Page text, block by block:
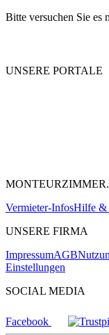
Bitte versuchen Sie es
UNSERE PORTALE
Vermieter-InfosHilfe &
UNSERE FIRMA
ImpressumAGB
Einstellungen
SOCIAL MEDIA
Facebook